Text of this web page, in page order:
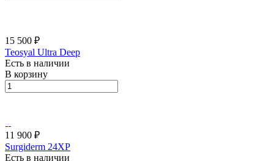
15 500 ₽
Teosyal Ultra Deep
Есть в наличии
В корзину
11 900 ₽
Surgiderm 24XP
Есть в наличии